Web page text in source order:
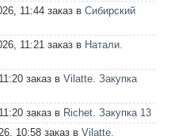
11:44 заказ в Сибирский
11:21 заказ в Натали.
заказ в Vilatte. Закупка
заказ в Richet. Закупка 13
10:58 заказ в Vilatte.